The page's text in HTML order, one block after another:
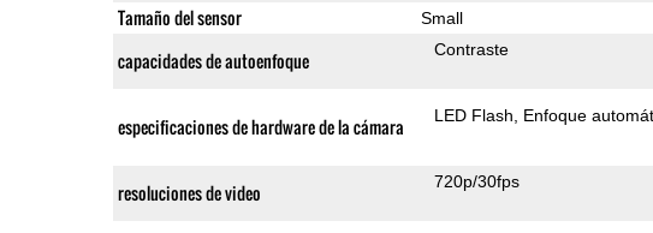
Tamaño del sensor Small
capacidades de autoenfoque Contraste
especificaciones de hardware de la cámara LED Flash Enfoque
resoluciones de video 720p/30fps